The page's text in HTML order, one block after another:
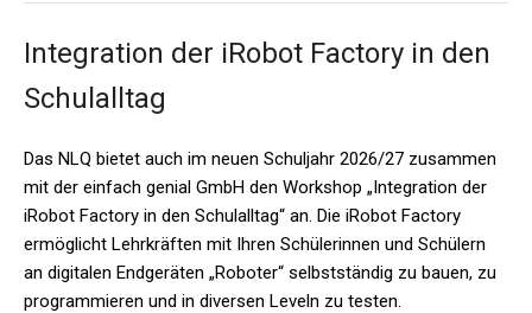
Integration der iRobot Factory in den
Schulalltag
Das NLQ bietet auch im neuen Schuljahr 2026/27 zusammen
mit der einfach genial GmbH den Workshop „Integration der
iRobot Factory in den Schulalltag“ an. Die iRobot Factory
ermöglicht Lehrkräften mit Ihren Schülerinnen und Schülern
an digitalen Endgeräten „Roboter“ selbstständig zu bauen, zu
programmieren und in diversen Leveln zu testen.